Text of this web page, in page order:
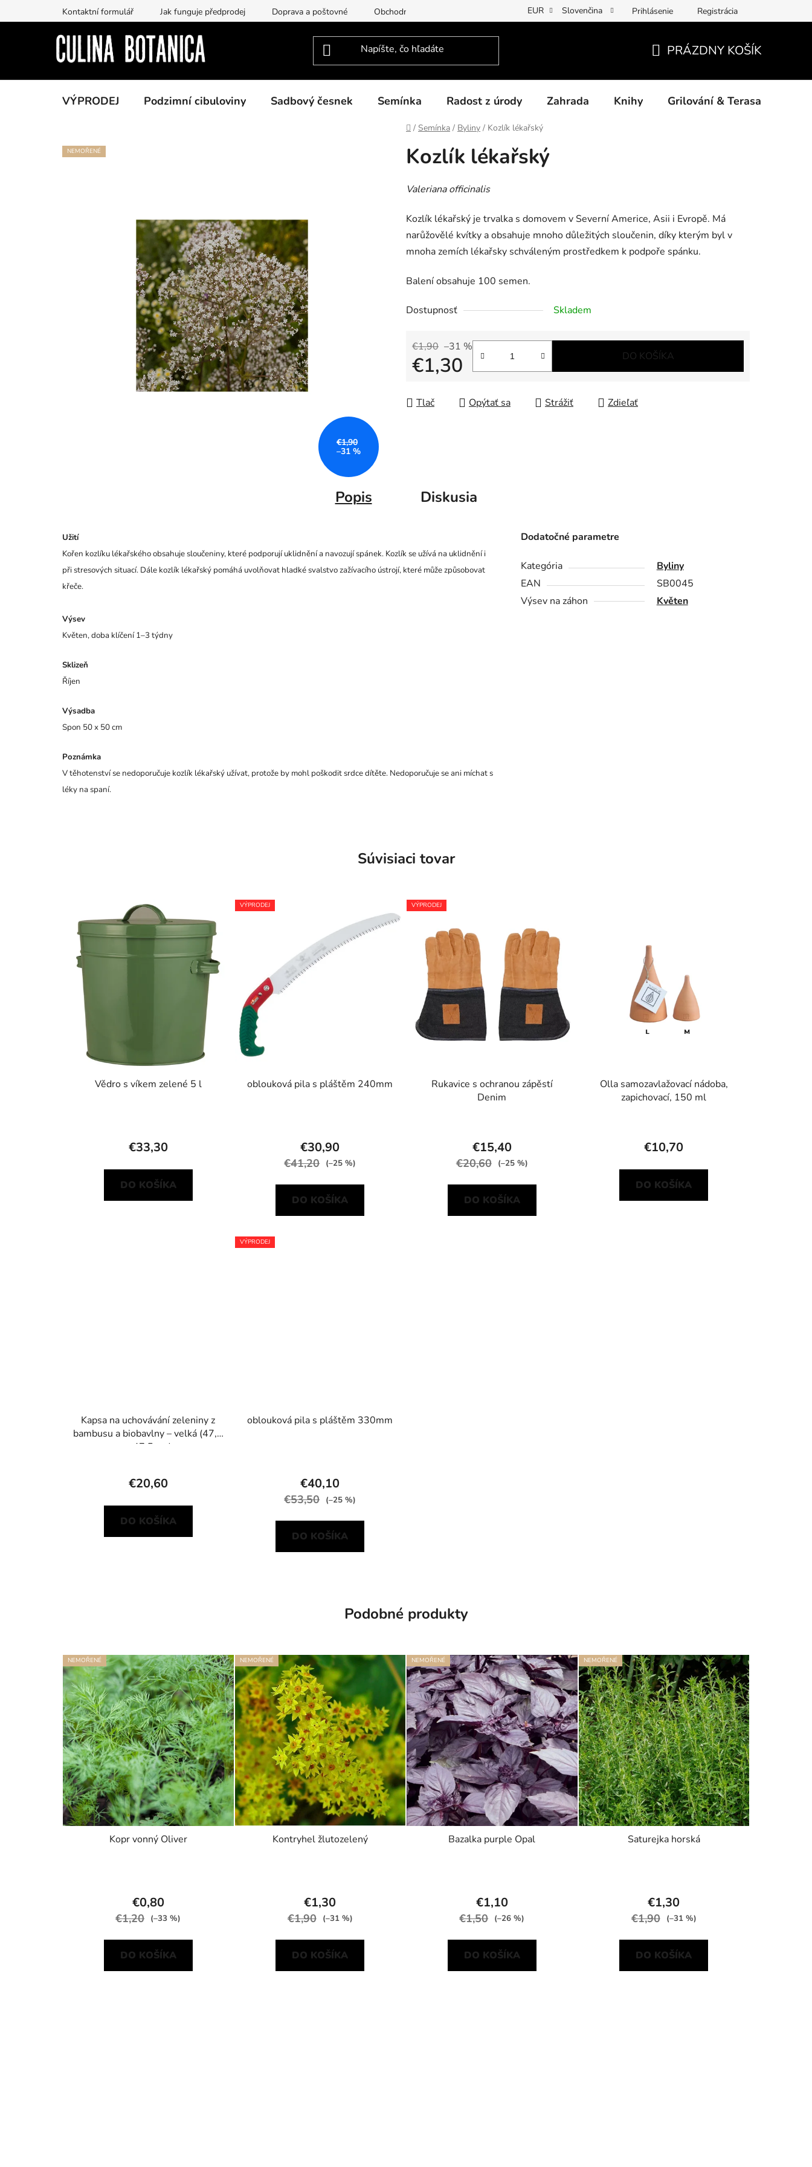
na
Kontaktní formulář Jak funguje předprodej Doprava a poštovné Obchodní podmínky Podmínky ochrany osobních údajů Povinné informace a odkazy ÚKZÚZ
EUR Slovenčina Prihlásenie Registrácia
KOŠÍK
PRÁZDNY KOŠÍK
VÝPRODEJ Podzimní cibuloviny Sadbový česnek Semínka Radost z úrody Zahrada Knihy Grilování & Terasa
Domov
/ Semínka / Byliny / Kozlík lékařský
Kozlík lékařský
Valeriana officinalis
Kozlík lékařský je trvalka s domovem v Severní Americe, Asii i Evropě. Má
narůžovělé kvítky a obsahuje mnoho důležitých sloučenin, díky kterým byl v
mnoha zemích lékařsky schváleným prostředkem k podpoře spánku.
Balení obsahuje 100 semen.
Dostupnosť Skladem
€1,90 –31 %
€1,30 DO KOŠÍKA
Tlač Opýtať sa Strážiť Zdieľať
NEMOŘENÉ
€1,90
–31 %
Popis Diskusia
Užití
Kořen kozlíku lékařského obsahuje sloučeniny, které podporují uklidnění a navozují spánek. Kozlík se užívá na uklidnění i
při stresových situací. Dále kozlík lékařský pomáhá uvolňovat hladké svalstvo zažívacího ústrojí, které může způsobovat
křeče.
Výsev
Květen, doba klíčení 1–3 týdny
Sklizeň
Říjen
Výsadba
Spon 50 x 50 cm
Poznámka
V těhotenství se nedoporučuje kozlík lékařský užívat, protože by mohl poškodit srdce dítěte. Nedoporučuje se ani míchat s
léky na spaní.
Dodatočné parametre
Kategória
Byliny
EAN
SB0045
Výsev na záhon
Květen
Súvisiaci tovar
Vědro s víkem zelené 5 l
€33,30
DO KOŠÍKA
VÝPRODEJ
oblouková pila s pláštěm 240mm
€30,90
€41,20 (–25 %)
DO KOŠÍKA
VÝPRODEJ
Rukavice s ochranou zápěstí
Denim
€15,40
€20,60 (–25 %)
DO KOŠÍKA
Olla samozavlažovací nádoba,
zapichovací, 150 ml
€10,70
DO KOŠÍKA
Kapsa na uchovávání zeleniny z
bambusu a biobavlny – velká (47,5
× 47,5 cm)
€20,60
DO KOŠÍKA
VÝPRODEJ
oblouková pila s pláštěm 330mm
€40,10
€53,50 (–25 %)
DO KOŠÍKA
Podobné produkty
NEMOŘENÉ
Kopr vonný Oliver
€0,80
€1,20 (–33 %)
DO KOŠÍKA
NEMOŘENÉ
Kontryhel žlutozelený
€1,30
€1,90 (–31 %)
DO KOŠÍKA
NEMOŘENÉ
Bazalka purple Opal
€1,10
€1,50 (–26 %)
DO KOŠÍKA
NEMOŘENÉ
Saturejka horská
€1,30
€1,90 (–31 %)
DO KOŠÍKA